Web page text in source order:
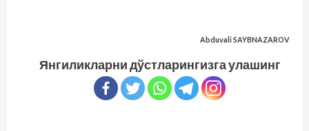
Abduvali SAYBNAZAROV
Янгиликларни дўстларингизга улашинг